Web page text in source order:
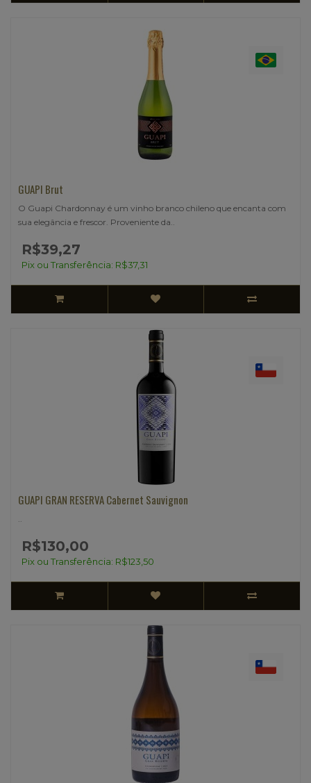
GUAPI Brut
O Guapi Chardonnay é um vinho branco chileno que encanta com
sua elegância e frescor. Proveniente da..
R$39,27
Pix ou Transferência: R$37,31
GUAPI GRAN RESERVA Cabernet Sauvignon
R$130,00
Pix ou Transferência: R$123,50